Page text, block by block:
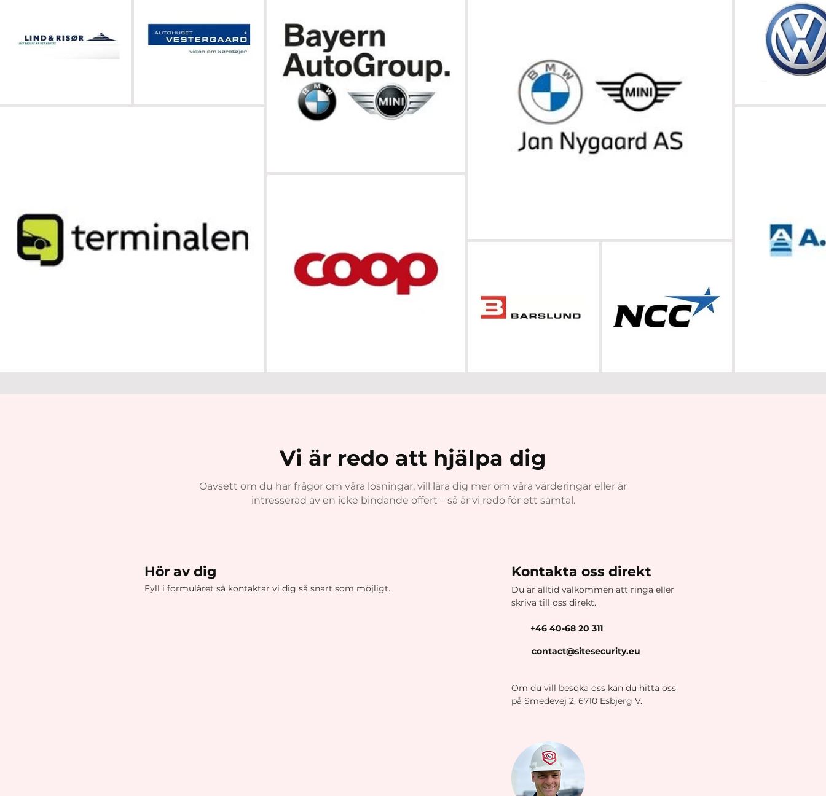
Vi är redo att hjälpa dig
Oavsett om du har frågor om våra lösningar, vill lära dig mer om våra värderingar eller är
intresserad av en icke bindande offert – så är vi redo för ett samtal.
Hör av dig
Fyll i formuläret så kontaktar vi dig så snart som möjligt.
Kontakta oss direkt
Du är alltid välkommen att ringa eller
skriva till oss direkt.
+46 40-68 20 311
contact@sitesecurity.eu
Om du vill besöka oss kan du hitta oss
på Smedevej 2, 6710 Esbjerg V.